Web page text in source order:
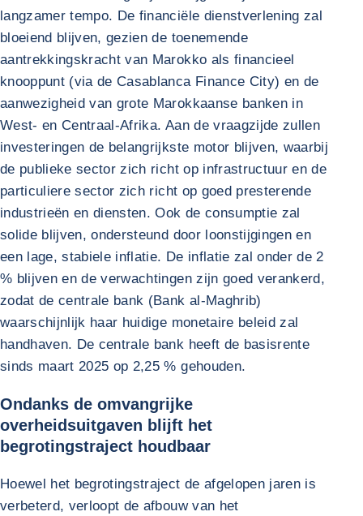
langzamer tempo. De financiële dienstverlening zal
bloeiend blijven, gezien de toenemende
aantrekkingskracht van Marokko als financieel
knooppunt (via de Casablanca Finance City) en de
aanwezigheid van grote Marokkaanse banken in
West- en Centraal-Afrika. Aan de vraagzijde zullen
investeringen de belangrijkste motor blijven, waarbij
de publieke sector zich richt op infrastructuur en de
particuliere sector zich richt op goed presterende
industrieën en diensten. Ook de consumptie zal
solide blijven, ondersteund door loonstijgingen en
een lage, stabiele inflatie. De inflatie zal onder de 2
% blijven en de verwachtingen zijn goed verankerd,
zodat de centrale bank (Bank al-Maghrib)
waarschijnlijk haar huidige monetaire beleid zal
handhaven. De centrale bank heeft de basisrente
sinds maart 2025 op 2,25 % gehouden.
Ondanks de omvangrijke
overheidsuitgaven blijft het
begrotingstraject houdbaar
Hoewel het begrotingstraject de afgelopen jaren is
verbeterd, verloopt de afbouw van het